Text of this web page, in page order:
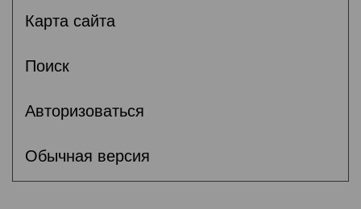
Карта сайта
Поиск
Авторизоваться
Обычная версия